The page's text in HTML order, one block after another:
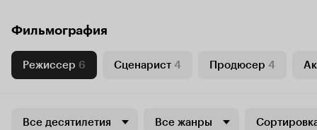
Фильмография
Режиссер 6 Сценарист 4 Продюсер 4
Все десятилетия Все жанры